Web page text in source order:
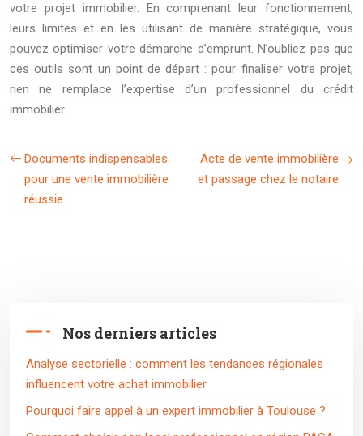
votre projet immobilier. En comprenant leur fonctionnement,
leurs limites et en les utilisant de manière stratégique, vous
pouvez optimiser votre démarche d’emprunt. N’oubliez pas que
ces outils sont un point de départ : pour finaliser votre projet,
rien ne remplace l’expertise d’un professionnel du crédit
immobilier.
Documents indispensables
pour une vente immobilière
réussie
Acte de vente immobilière
et passage chez le notaire
Nos derniers articles
Analyse sectorielle : comment les tendances régionales
influencent votre achat immobilier
Pourquoi faire appel à un expert immobilier à Toulouse ?